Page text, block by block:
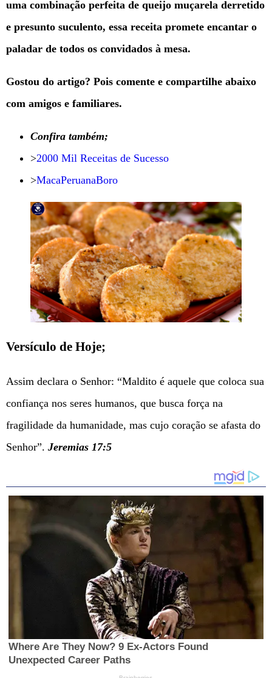
uma combinação perfeita de queijo muçarela derretido
e presunto suculento, essa receita promete encantar o
paladar de todos os convidados à mesa.
Gostou do artigo? Pois comente e compartilhe abaixo
com amigos e familiares.
Confira também;
>2000 Mil Receitas de Sucesso
>MacaPeruanaBoro
Versículo de Hoje;
Assim declara o Senhor: “Maldito é aquele que coloca sua
confiança nos seres humanos, que busca força na
fragilidade da humanidade, mas cujo coração se afasta do
Senhor”. Jeremias 17:5